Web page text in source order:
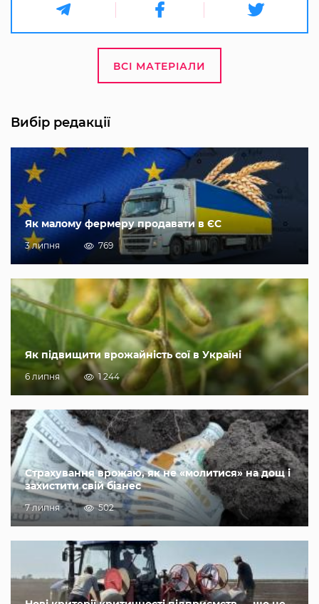
ВСІ МАТЕРІАЛИ
Вибір редакції
Як малому фермеру продавати в ЄС
3 липня 769
Як підвищити врожайність сої в Україні
6 липня 1 244
Страхування врожаю, як не «молитися» на дощ і
захистити свій бізнес
7 липня 502